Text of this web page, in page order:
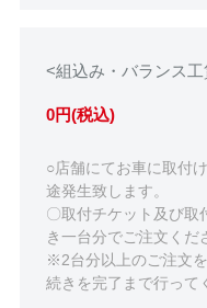
<組込み・バランス工
0円(税込)
○店舗にてお車に取付
途発生致します。
〇取付チケット及び取
き一台分でご注文くだ
※2台分以上のご注文
続きを完了まで行って